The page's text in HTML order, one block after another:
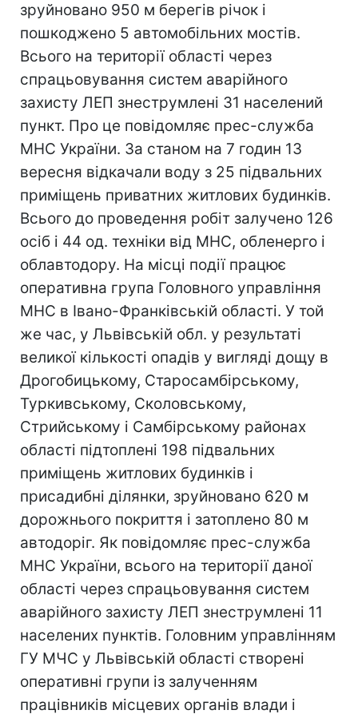
зруйновано 950 м берегів річок і
пошкоджено 5 автомобільних мостів.
Всього на території області через
спрацьовування систем аварійного
захисту ЛЕП знеструмлені 31 населений
пункт. Про це повідомляє прес-служба
МНС України. За станом на 7 годин 13
вересня відкачали воду з 25 підвальних
приміщень приватних житлових будинків.
Всього до проведення робіт залучено 126
осіб і 44 од. техніки від МНС, обленерго і
облавтодору. На місці події працює
оперативна група Головного управління
МНС в Івано-Франківській області. У той
же час, у Львівській обл. у результаті
великої кількості опадів у вигляді дощу в
Дрогобицькому, Старосамбірському,
Туркивському, Сколовському,
Стрийському і Самбірському районах
області підтоплені 198 підвальних
приміщень житлових будинків і
присадибні ділянки, зруйновано 620 м
дорожнього покриття і затоплено 80 м
автодоріг. Як повідомляє прес-служба
МНС України, всього на території даної
області через спрацьовування систем
аварійного захисту ЛЕП знеструмлені 11
населених пунктів. Головним управлінням
ГУ МЧС у Львівській області створені
оперативні групи із залученням
працівників місцевих органів влади і